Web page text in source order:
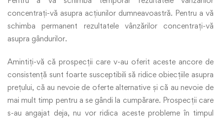
concentrați-vă asupra acțiunilor dumneavoastră. Pentru a vă
schimba permanent rezultatele vânzărilor concentrați-vă
asupra gândurilor.
Amintiți-vă că prospecții care v-au oferit aceste ancore de
consistență sunt foarte susceptibili să ridice obiecțiile asupra
prețului, că au nevoie de oferte alternative și că au nevoie de
mai mult timp pentru a se gândi la cumpărare. Prospecții care
s-au angajat deja, nu vor ridica aceste probleme în timpul